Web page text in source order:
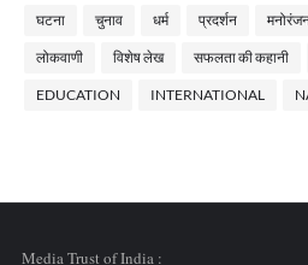
घटना चुनाव धर्म प्रदर्शन
लोकवाणी विशेष लेख सफलता की कहानी
EDUCATION INTERNATIONAL
Media Trust of India :